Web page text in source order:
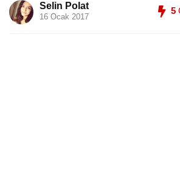
Selin Polat
16 Ocak 2017
5